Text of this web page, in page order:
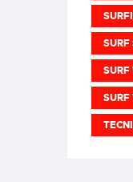
SURF
SURF